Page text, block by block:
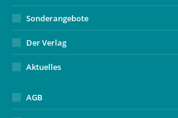
Sonderangebote
Der Verlag
Aktuelles
AGB